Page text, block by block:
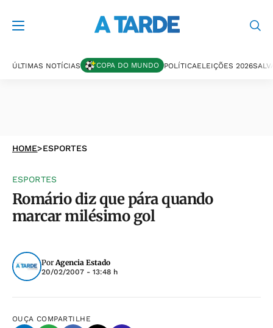
ÚLTIMAS NOTÍCIAS COPA DO MUNDO POLÍTICAELEIÇÕES 2026
HOME>ESPORTES
ESPORTES
Romário diz que pára quando
marcar milésimo gol
PorAgencia Estado
20/02/2007 - 13:48 h
OUÇA COMPARTILHE